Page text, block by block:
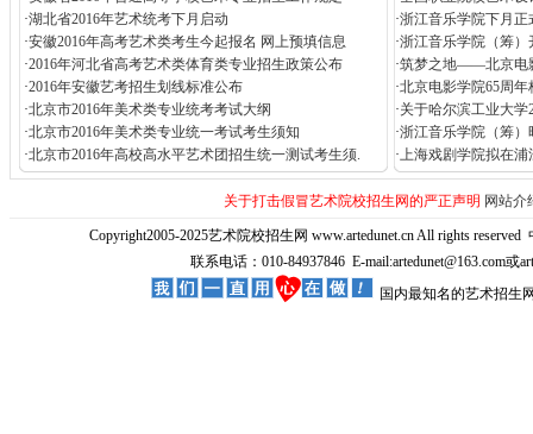
·湖北省2016年艺术统考下月启动
·安徽2016年高考艺术类考生今起报名 网上预填信息
·2016年河北省高考艺术类体育类专业招生政策公布
·2016年安徽艺考招生划线标准公布
·北京市2016年美术类专业统考考试大纲
·北京市2016年美术类专业统一考试考生须知
·北京市2016年高校高水平艺术团招生统一测试考生须.
·浙江音乐学院下月
·浙江音乐学院（筹）
·筑梦之地——北京电
·北京电影学院65周
·关于哈尔滨工业大学
·浙江音乐学院（筹）
·上海戏剧学院拟在浦
关于打击假冒艺术院校招生网的严正声明 网站介
Copyright2005-2025艺术院校招生网 www.artedunet.cn All rights reserved
联系电话：010-84937846 E-mail:artedunet@163.com或
国内最知名的艺术招生